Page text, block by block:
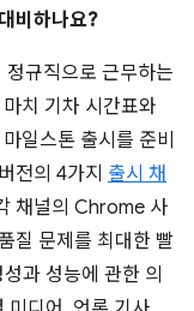
비하나요?
규직으로 근무하는
치 기차 시간표와
일스톤 출시를 준비
전의 4가지 출시 채
채널의 Chrome 사
질 문제를 최대한 빨
과 성능에 관한 의